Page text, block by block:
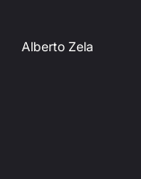
Alberto Zela